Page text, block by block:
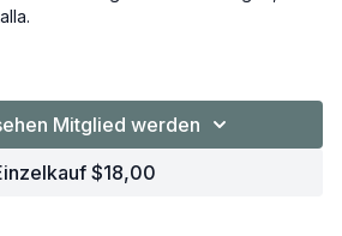
Mitglied werden
$18,00